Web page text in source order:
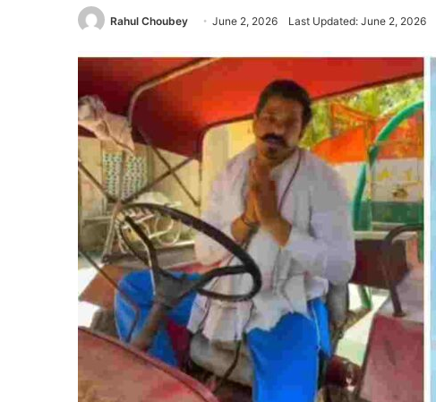
Rahul Choubey June 2, 2026 Last Updated: June 2, 2026